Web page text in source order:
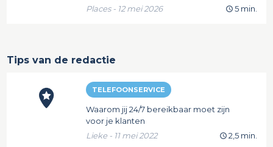
Places - 12 mei 2026
5 min.
Tips van de redactie
TELEFOONSERVICE
Waarom jij 24/7 bereikbaar moet zijn
voor je klanten
Lieke - 11 mei 2022
2,5 min.